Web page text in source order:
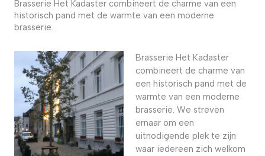
Brasserie Het Kadaster combineert de charme van een
historisch pand met de warmte van een moderne
brasserie.
Brasserie Het Kadaster
combineert de charme van
een historisch pand met de
warmte van een moderne
brasserie. We streven
ernaar om een
uitnodigende plek te zijn
waar iedereen zich welkom